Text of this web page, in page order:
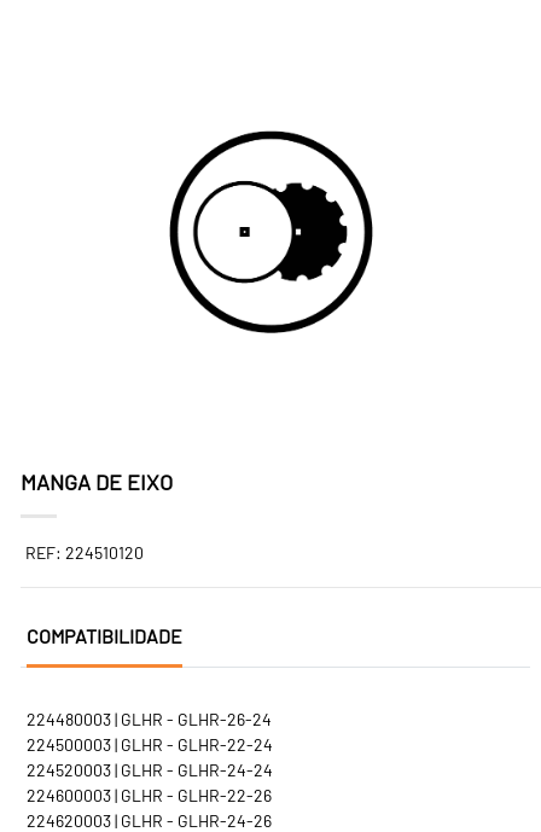
MANGA DE EIXO
REF: 224510120
COMPATIBILIDADE
224480003 | GLHR - GLHR-26-24
224500003 | GLHR - GLHR-22-24
224520003 | GLHR - GLHR-24-24
224600003 | GLHR - GLHR-22-26
224620003 | GLHR - GLHR-24-26